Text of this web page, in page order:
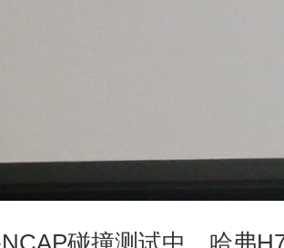
碰撞测试中，哈弗